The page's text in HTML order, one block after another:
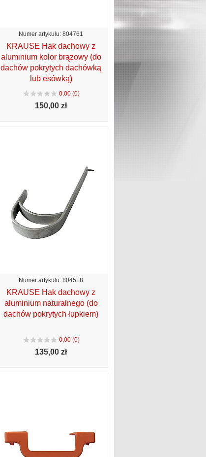
Numer artykułu: 804761
KRAUSE Hak dachowy z
aluminium kolor brązowy (do
dachów pokrytych dachówką
lub esówką)
0,00 (0)
150,00 zł
Numer artykułu: 804518
KRAUSE Hak dachowy z
aluminium naturalnego (do
dachów pokrytych łupkiem)
0,00 (0)
135,00 zł